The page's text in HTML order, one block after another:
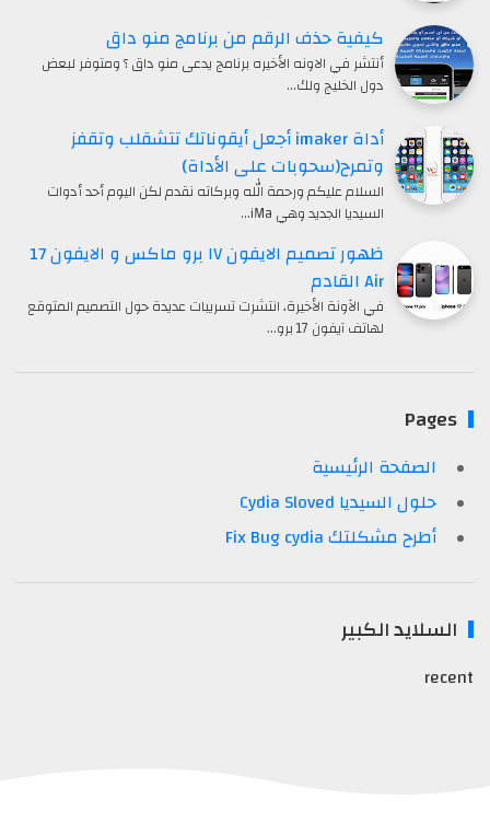
كيفية حذف الرقم من برنامج منو داق
أنتشر في الاونه الأخيره برنامج يدعى منو داق ؟ ومتوفر لبعض
دول الخليج ولك…
أداة imaker أجعل أيقوناتك تتشقلب وتقفز
وتمرح(سحوبات على الأداة)
السلام عليكم ورحمة الله وبركاته نقدم لكن اليوم أحد أدوات
السيديا الجديد وهي iMa…
ظهور تصميم الايفون ١٧ برو ماكس و الايفون 17
Air القادم
في الآونة الأخيرة، انتشرت تسريبات عديدة حول التصميم المتوقع
لهاتف آيفون 17 برو…
الصفحة الرئيسية
حلول السيديا Cydia Sloved
أطرح مشكلتك Fix Bug cydia
الكبير